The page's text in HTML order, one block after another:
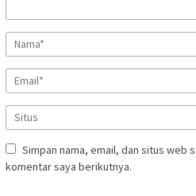
Simpan nama, email, dan situs web
komentar saya berikutnya.